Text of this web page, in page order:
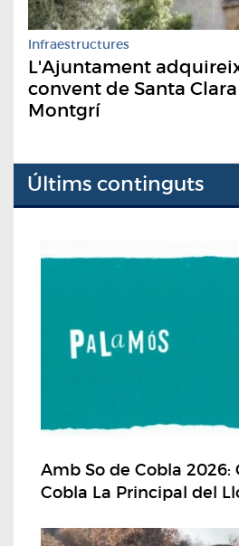
Infraestructures
L'Ajuntament
convent de Santa
Montgrí
Últims continguts
Amb So de Cobla
Cobla La Principal del